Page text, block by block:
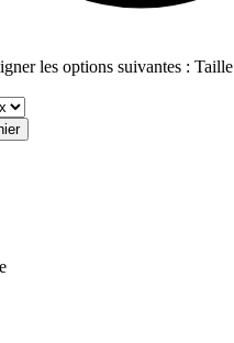
les options suivantes : Taille